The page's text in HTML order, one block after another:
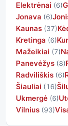
Elektrėnai (6)
Jonava (6)
Kaunas (37)
Kretinga (6)
Mažeikiai (7)
Panevėžys (8)
Radviliškis (6)
Šiauliai (16)
Ukmergė (6)
Vilnius (93)